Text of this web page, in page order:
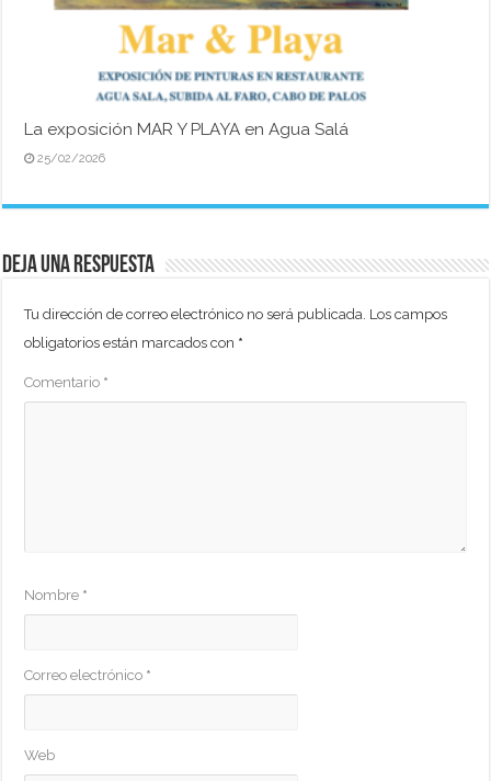
La exposición MAR Y PLAYA en Agua Salá
25/02/2026
Deja una respuesta
Tu dirección de correo electrónico no será publicada. Los campos
obligatorios están marcados con *
Comentario *
Nombre *
Correo electrónico *
Web